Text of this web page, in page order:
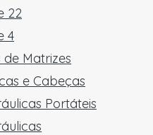
22
4
de Matrizes
e Cabeças
Portáteis